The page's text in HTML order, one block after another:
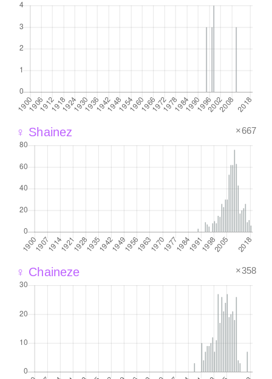
♀ Shainez ×667
♀ Chaineze ×358